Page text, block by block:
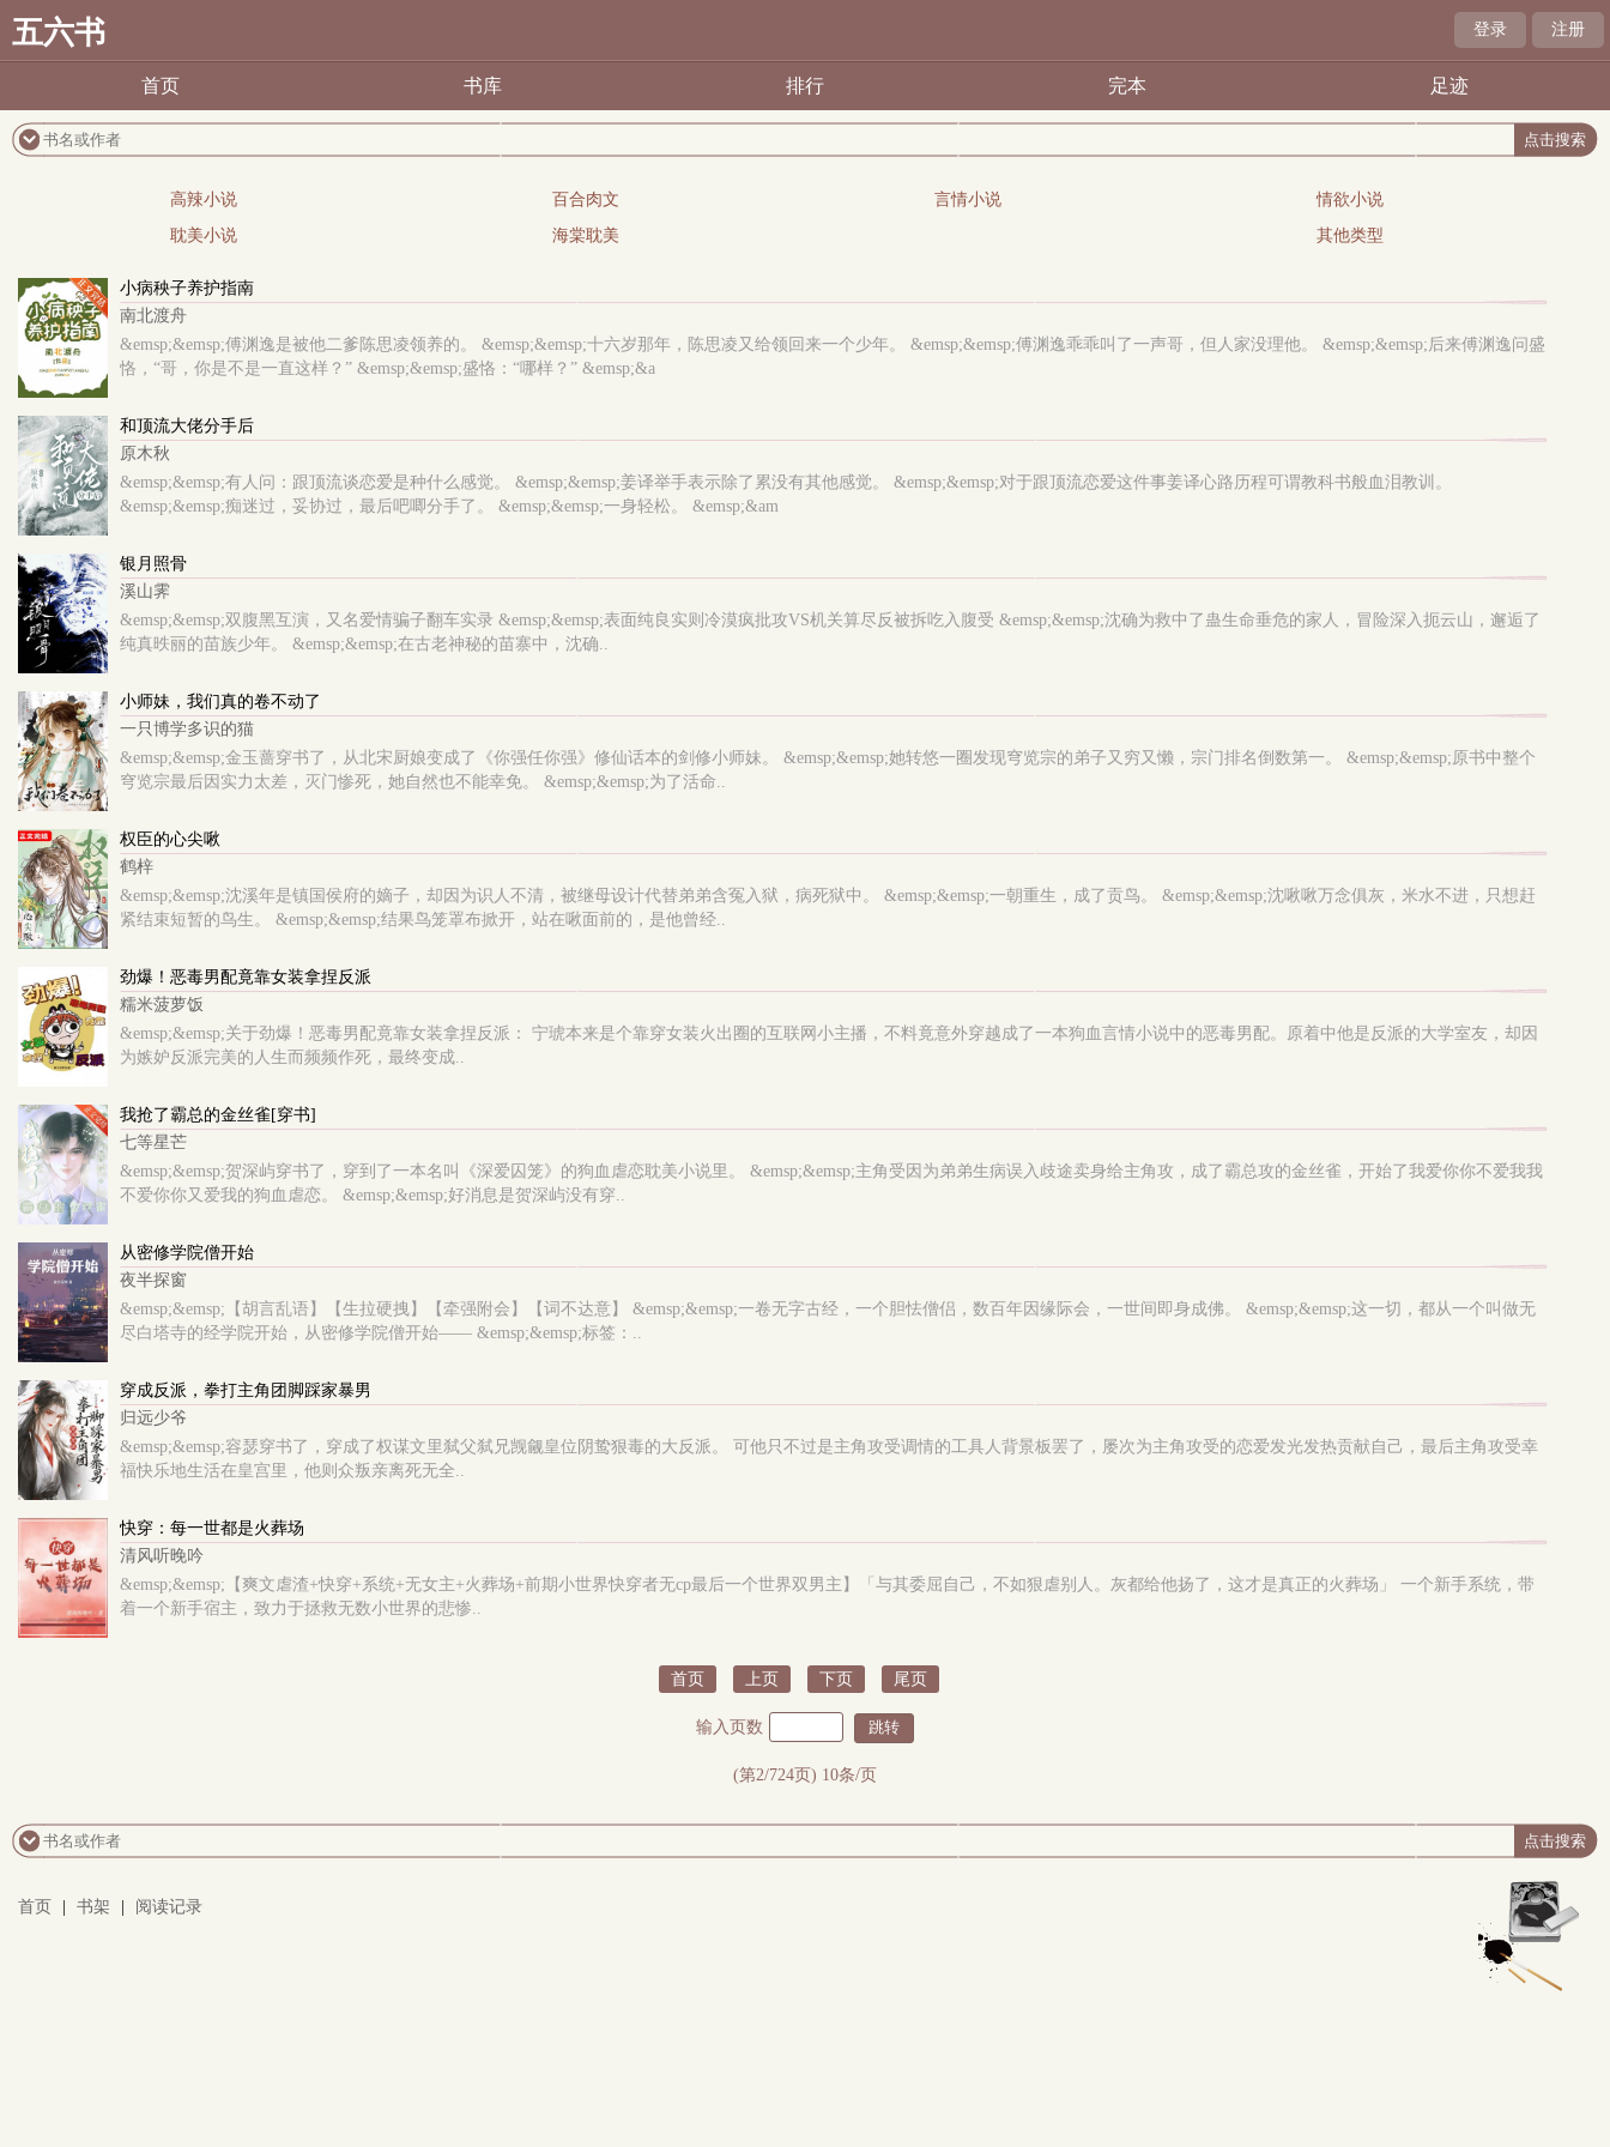
五六书 登录 注册
首页 书库 排行 完本 足迹
高辣小说 百合肉文 言情小说
情欲小说
耽美小说
海棠耽美 其他类型
小病秧子养护指南
南北渡舟
&emsp;&emsp;傅渊逸是被他二爹陈思凌领养的。 &emsp;&emsp;十六岁那年，陈思凌又给领回来一个少年。 &emsp;&emsp;傅渊逸乖乖叫了一声哥，但人家没理他。 &emsp;&emsp;后来傅渊逸问盛
恪，“哥，你是不是一直这样？” &emsp;&emsp;盛恪：“哪样？” &emsp;&a
和顶流大佬分手后
原木秋
&emsp;&emsp;有人问：跟顶流谈恋爱是种什么感觉。 &emsp;&emsp;姜译举手表示除了累没有其他感觉。 &emsp;&emsp;对于跟顶流恋爱这件事姜译心路历程可谓教科书般血泪教训。
&emsp;&emsp;痴迷过，妥协过，最后吧唧分手了。 &emsp;&emsp;一身轻松。 &emsp;&am
银月照骨
溪山霁
&emsp;&emsp;双腹黑互演，又名爱情骗子翻车实录 &emsp;&emsp;表面纯良实则冷漠疯批攻VS机关算尽反被拆吃入腹受 &emsp;&emsp;沈确为救中了蛊生命垂危的家人，冒险深入扼云山，邂逅了
纯真昳丽的苗族少年。 &emsp;&emsp;在古老神秘的苗寨中，沈确..
小师妹，我们真的卷不动了
一只博学多识的猫
&emsp;&emsp;金玉蔷穿书了，从北宋厨娘变成了《你强任你强》修仙话本的剑修小师妹。 &emsp;&emsp;她转悠一圈发现穹览宗的弟子又穷又懒，宗门排名倒数第一。 &emsp;&emsp;原书中整个
穹览宗最后因实力太差，灭门惨死，她自然也不能幸免。 &emsp;&emsp;为了活命..
权臣的心尖啾
鹤梓
&emsp;&emsp;沈溪年是镇国侯府的嫡子，却因为识人不清，被继母设计代替弟弟含冤入狱，病死狱中。 &emsp;&emsp;一朝重生，成了贡鸟。 &emsp;&emsp;沈啾啾万念俱灰，米水不进，只想赶
紧结束短暂的鸟生。 &emsp;&emsp;结果鸟笼罩布掀开，站在啾面前的，是他曾经..
劲爆！恶毒男配竟靠女装拿捏反派
糯米菠萝饭
&emsp;&emsp;关于劲爆！恶毒男配竟靠女装拿捏反派： 宁琥本来是个靠穿女装火出圈的互联网小主播，不料竟意外穿越成了一本狗血言情小说中的恶毒男配。原着中他是反派的大学室友，却因
为嫉妒反派完美的人生而频频作死，最终变成..
我抢了霸总的金丝雀[穿书]
七等星芒
&emsp;&emsp;贺深屿穿书了，穿到了一本名叫《深爱囚笼》的狗血虐恋耽美小说里。 &emsp;&emsp;主角受因为弟弟生病误入歧途卖身给主角攻，成了霸总攻的金丝雀，开始了我爱你你不爱我我
不爱你你又爱我的狗血虐恋。 &emsp;&emsp;好消息是贺深屿没有穿..
从密修学院僧开始
夜半探窗
&emsp;&emsp;【胡言乱语】【生拉硬拽】【牵强附会】【词不达意】 &emsp;&emsp;一卷无字古经，一个胆怯僧侣，数百年因缘际会，一世间即身成佛。 &emsp;&emsp;这一切，都从一个叫做无
尽白塔寺的经学院开始，从密修学院僧开始—— &emsp;&emsp;标签：..
穿成反派，拳打主角团脚踩家暴男
归远少爷
&emsp;&emsp;容瑟穿书了，穿成了权谋文里弑父弑兄觊觎皇位阴鸷狠毒的大反派。 可他只不过是主角攻受调情的工具人背景板罢了，屡次为主角攻受的恋爱发光发热贡献自己，最后主角攻受幸
福快乐地生活在皇宫里，他则众叛亲离死无全..
快穿：每一世都是火葬场
清风听晚吟
&emsp;&emsp;【爽文虐渣+快穿+系统+无女主+火葬场+前期小世界快穿者无cp最后一个世界双男主】「与其委屈自己，不如狠虐别人。灰都给他扬了，这才是真正的火葬场」 一个新手系统，带
着一个新手宿主，致力于拯救无数小世界的悲惨..
首页 上页 下页 尾页
输入页数
(第2/724页) 10条/页
首页 书架 阅读记录